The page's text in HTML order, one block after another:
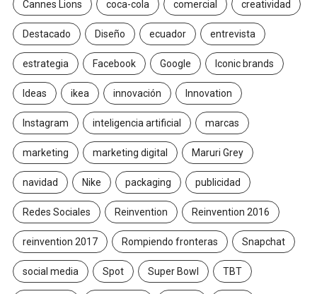
Cannes Lions coca-cola comercial creatividad
Destacado Diseño ecuador entrevista
estrategia Facebook Google Iconic brands
Ideas ikea innovación Innovation
Instagram inteligencia artificial marcas
marketing marketing digital Maruri Grey
navidad Nike packaging publicidad
Redes Sociales Reinvention Reinvention 2016
reinvention 2017 Rompiendo fronteras Snapchat
social media Spot Super Bowl TBT